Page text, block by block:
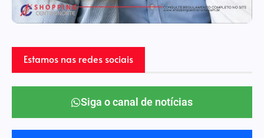
Estamos nas redes sociais
Siga o canal de notícias